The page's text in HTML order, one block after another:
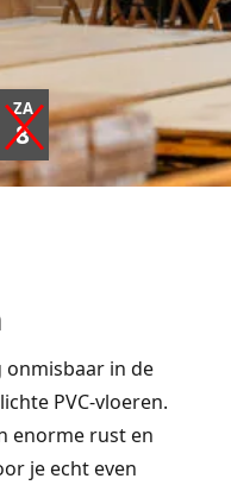
ZA
8
onmisbaar in de
PVC-vloeren.
enorme rust en
je echt even